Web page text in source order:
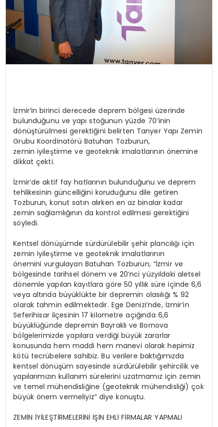
İzmir’in birinci derecede deprem bölgesi üzerinde
bulunduğunu ve yapı stoğunun yüzde 70’inin
dönüştürülmesi gerektiğini belirten Tanyer Yapı Zemin
Grubu Koordinatörü Batuhan Tozburun,
zemin iyileştirme ve geoteknik imalatlarının önemine
dikkat çekti.
İzmir’de aktif fay hatlarının bulunduğunu ve deprem
tehlikesinin güncelliğini koruduğunu dile getiren
Tozburun, konut satın alırken en az binalar kadar
zemin sağlamlığının da kontrol edilmesi gerektiğini
söyledi.
Kentsel dönüşümde sürdürülebilir şehir plancılığı için
zemin iyileştirme ve geoteknik imalatlarının
önemini vurgulayan Batuhan Tozburun, “İzmir ve
bölgesinde tarihsel dönem ve 20’nci yüzyıldaki aletsel
dönemle yapılan kayıtlara göre 50 yıllık süre içinde 6,6
veya altında büyüklükte bir depremin olasılığı % 92
olarak tahmin edilmektedir. Ege Denizi’nde, İzmir’in
Seferihisar ilçesinin 17 kilometre açığında 6,6
büyüklüğünde depremin Bayraklı ve Bornova
bölgelerimizde yapılara verdiği büyük zararlar
konusunda hem maddi hem manevi olarak hepimiz
kötü tecrübelere sahibiz. Bu verilere baktığımızda
kentsel dönüşüm sayesinde sürdürülebilir şehircilik ve
yapılarımızın kullanım sürelerini uzatmamız için zemin
ve temel mühendisliğine (geoteknik mühendisliği) çok
büyük önem vermeliyiz” diye konuştu.
ZEMİN İYİLEŞTİRMELERİNİ İŞİN EHLİ FİRMALAR YAPMALI